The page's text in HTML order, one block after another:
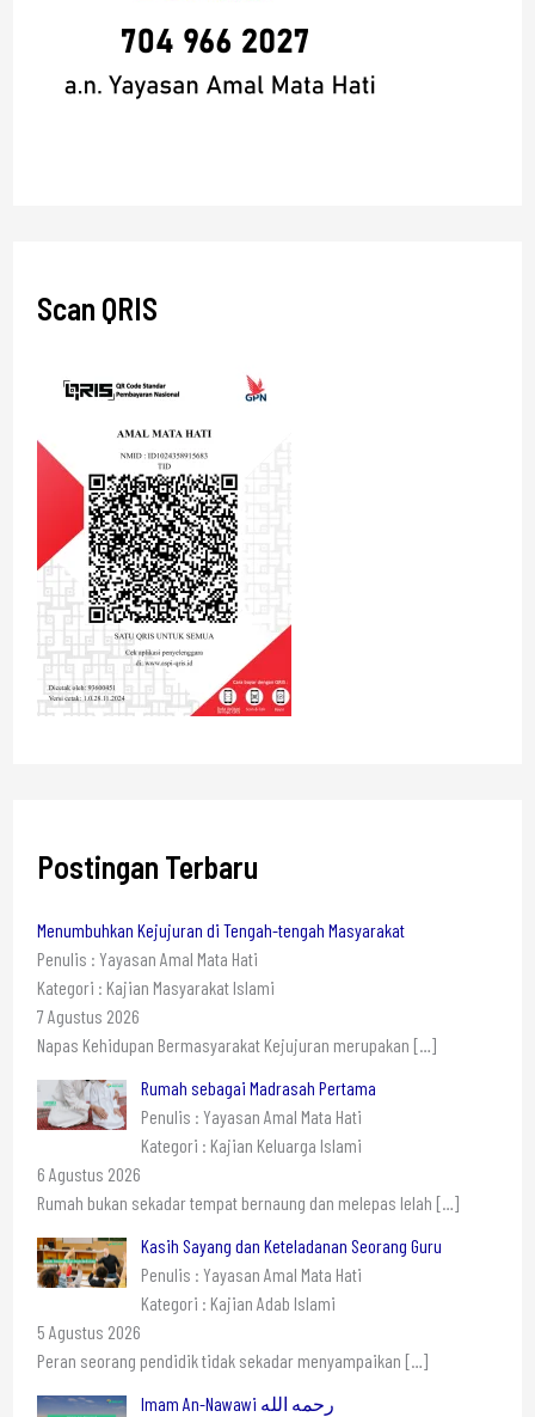
Scan QRIS
Postingan Terbaru
Menumbuhkan Kejujuran di Tengah-tengah Masyarakat
Penulis : Yayasan Amal Mata Hati
Kategori : Kajian Masyarakat Islami
7 Agustus 2026
Napas Kehidupan Bermasyarakat Kejujuran merupakan […]
Rumah sebagai Madrasah Pertama
Penulis : Yayasan Amal Mata Hati
Kategori : Kajian Keluarga Islami
6 Agustus 2026
Rumah bukan sekadar tempat bernaung dan melepas lelah […]
Kasih Sayang dan Keteladanan Seorang Guru
Penulis : Yayasan Amal Mata Hati
Kategori : Kajian Adab Islami
5 Agustus 2026
Peran seorang pendidik tidak sekadar menyampaikan […]
Imam An-Nawawi رحمه الله